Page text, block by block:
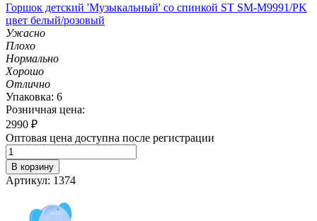
Горшок детский 'Музыкальный' со спинкой ST SM-M9991/PK
цвет белый/розовый
Ужасно
Плохо
Нормально
Хорошо
Отлично
Упаковка: 6
Розничная цена:
2990 ₽
Оптовая цена доступна после регистрации
В корзину
Артикул: 1374